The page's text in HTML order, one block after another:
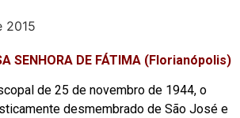
2015
SENHORA DE FÁTIMA (Florianópolis)
de 25 de novembro de 1944, o
desmembrado de São José e